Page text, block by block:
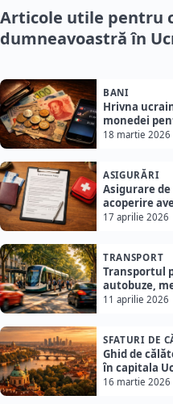
Articole utile pentru
dumneavoastră în
BANI
Hrivna
monedei
18 martie 2026
ASIGURĂRI
Asigurare
acoperire
17 aprilie 2026
TRANSPORT
Transportul
autobuze,
11 aprilie 2026
SFATURI DE
Ghid de
în capitala
16 martie 2026